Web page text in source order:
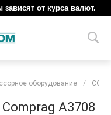
от курса валют.
оборудование /
A3708